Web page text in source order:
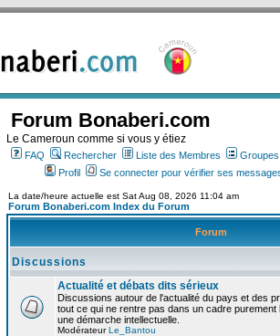
Forum Bonaberi.com
Le Cameroun comme si vous y étiez
FAQ Rechercher Liste des Membres
Profil
Se connecter pour vérifier ses
La date/heure actuelle est Sat Aug 08, 2026 11:04 am
Forum Bonaberi.com Index du Forum
Forum
Discussions
Actualité et débats dits sérieux
Discussions autour de l'actualité du pays et des
tout ce qui ne rentre pas dans un cadre
une démarche intellectuelle.
ModérateurLe_Bantou